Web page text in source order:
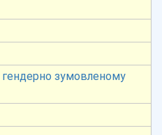
зумовленому